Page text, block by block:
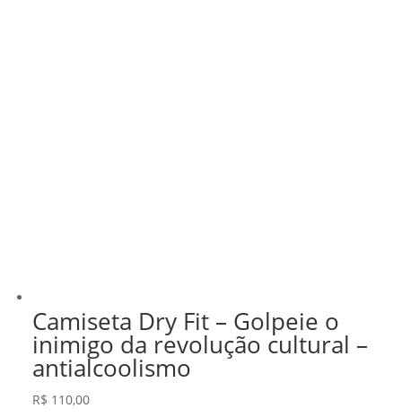
Camiseta Dry Fit – Golpeie o
inimigo da revolução cultural –
antialcoolismo
R$ 110,00